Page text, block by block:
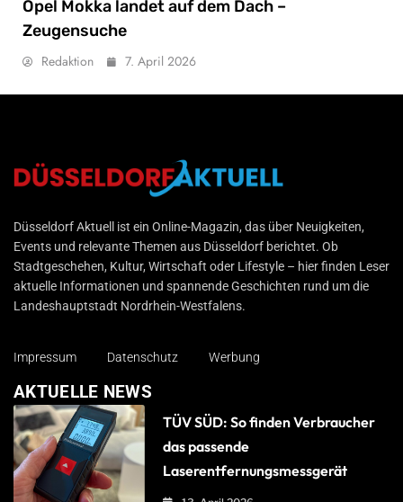
Opel Mokka landet auf dem Dach –
Zeugensuche
Redaktion 7. April 2026
Düsseldorf Aktuell
Düsseldorf Aktuell ist ein Online-Magazin, das über Neuigkeiten,
Events und relevante Themen aus Düsseldorf berichtet. Ob
Stadtgeschehen, Kultur, Wirtschaft oder Lifestyle – hier finden Leser
aktuelle Informationen und spannende Geschichten rund um die
Landeshauptstadt Nordrhein-Westfalens.
Impressum Datenschutz Werbung
AKTUELLE NEWS
TÜV SÜD: So finden Verbraucher
das passende
Laserentfernungsmessgerät